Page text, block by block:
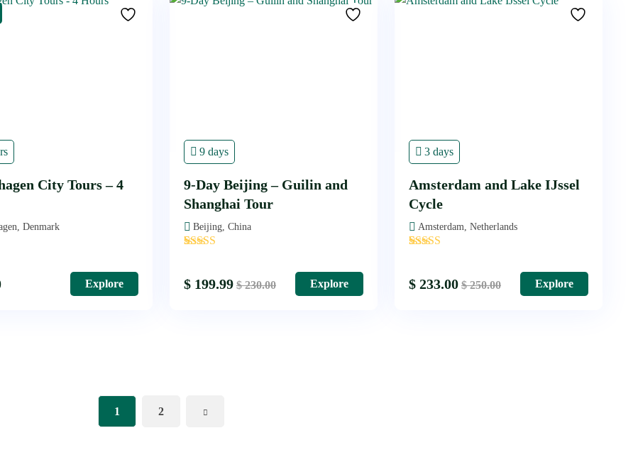
City Tours – 4
Denmark
Explore
9 days
9-Day Beijing – Guilin and
Shanghai Tour
Beijing, China
'
$ 199.99 $230.00 Explore
3 days
Amsterdam and Lake IJssel
Cycle
Amsterdam, Netherlands
'
$ 233.00 $250.00 Explore
1 2